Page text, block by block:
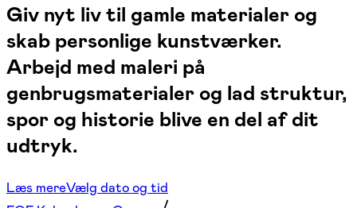
Giv nyt liv til gamle materialer og
skab personlige kunstværker.
Arbejd med maleri på
genbrugsmaterialer og lad struktur,
spor og historie blive en del af dit
udtryk.
Læs mereVælg dato og tid